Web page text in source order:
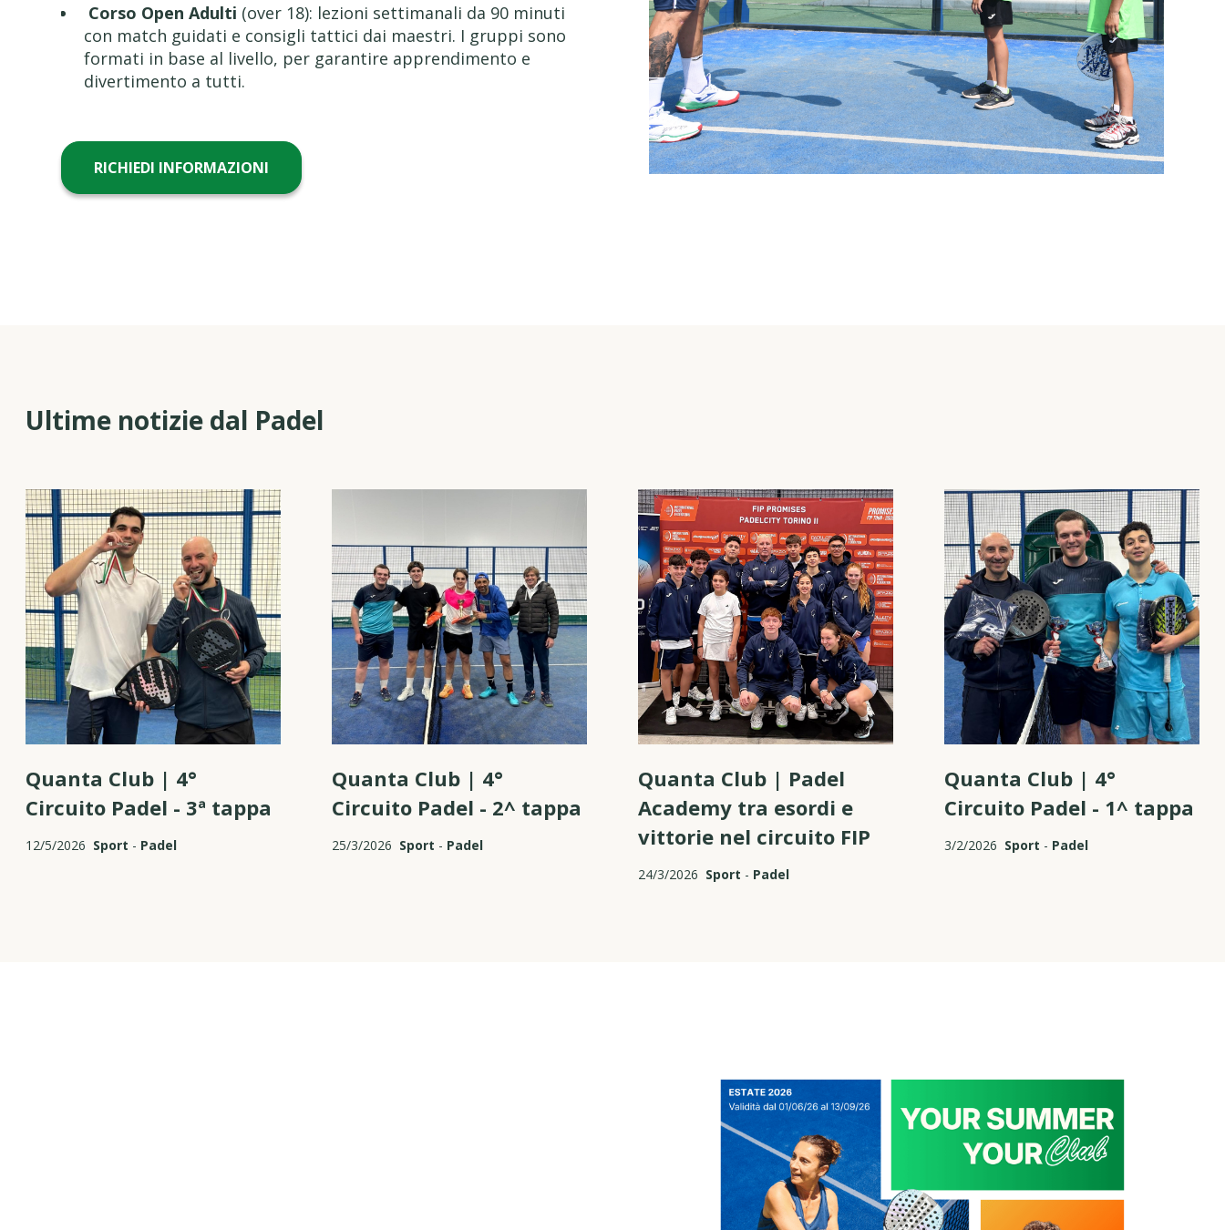
Corso Open Adulti (over 18): lezioni settimanali da 90 minuti
con match guidati e consigli tattici dai maestri. I gruppi sono
formati in base al livello, per garantire apprendimento e
divertimento a tutti.
RICHIEDI INFORMAZIONI
Ultime notizie dal Padel
Quanta Club | 4°
Circuito Padel - 3ª tappa
12/5/2026 Sport - Padel
Quanta Club | 4°
Circuito Padel - 2^ tappa
25/3/2026 Sport - Padel
Quanta Club | Padel
Academy tra esordi e
vittorie nel circuito FIP
24/3/2026 Sport - Padel
Quanta Club | 4°
Circuito Padel - 1^ tappa
3/2/2026 Sport - Padel